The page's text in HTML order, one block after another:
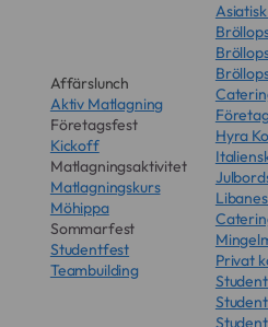
Affärslunch
Aktiv Matlagning
Företagsfest
Kickoff
Matlagningsaktivitet
Matlagningskurs
Möhippa
Sommarfest
Studentfest
Teambuilding
Hyra
Privat